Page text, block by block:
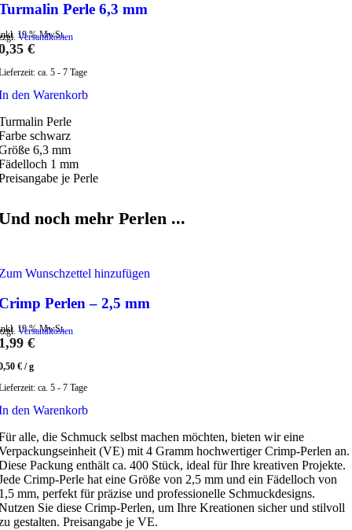
Perle 6,3 mm
19 % MwSt.
Versandkosten
€
ca. 5 - 7 Tage
den Warenkorb
Perle
schwarz
6,3 mm
1 mm
je Perle
noch mehr Perlen ...
Wunschzettel hinzufügen
Perlen – 2,5 mm
19 % MwSt.
Versandkosten
€
€ /g
ca. 5 - 7 Tage
den Warenkorb
alle, die Schmuck selbst machen möchten, bieten wir eine
(VE) mit 4 Gramm hochwertiger Crimp-Perlen an.
Packung enthält ca. 400 Stück, ideal für Ihre kreativen Projekte.
Crimp-Perle hat eine Größe von 2,5 mm und ein Fädelloch von
mm, perfekt für präzise und professionelle Schmuckdesigns.
Sie diese Crimp-Perlen, um Ihre Kreationen sicher und stilvoll
gestalten. Preisangabe je VE.